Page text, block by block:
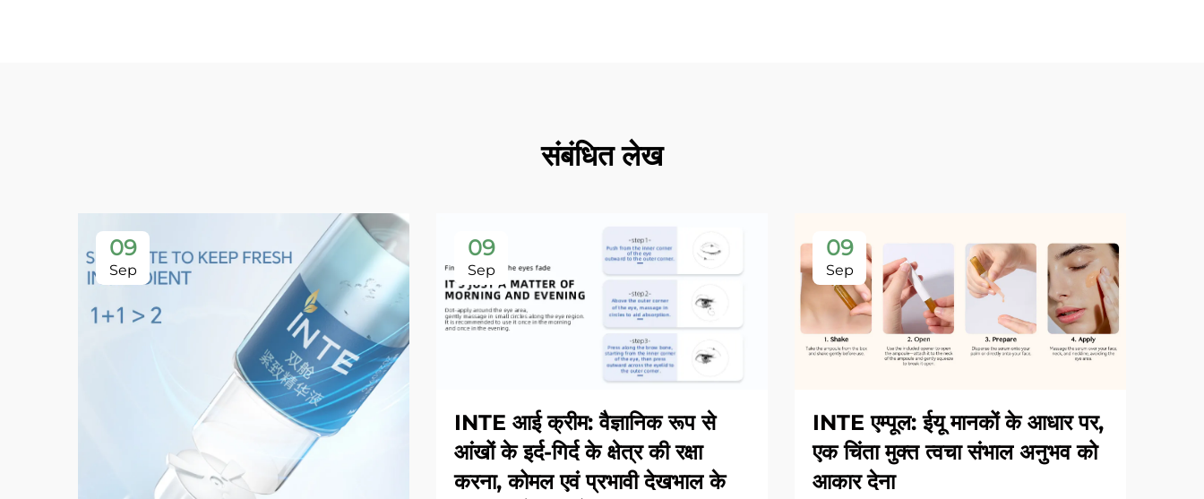
संबंधित लेख
09
Sep
09
Sep
INTE आई क्रीम: वैज्ञानिक रूप से
आंखों के इर्द-गिर्द के क्षेत्र की रक्षा
करना, कोमल एवं प्रभावी देखभाल के
09
Sep
INTE एम्पूल: ईयू मानकों के आधार पर,
एक चिंता मुक्त त्वचा संभाल अनुभव को
आकार देना